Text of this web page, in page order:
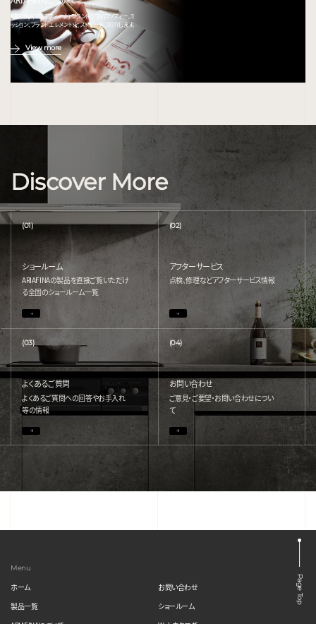
ARIAFINA(アリアフィーナ) ブランドのフィロソフィー、ミ
ッション、ブランドエレメント、ヒストリーをご紹介します。
View more
Discover More
(01)
ショールーム
ARIAFINAの製品を直接ご覧いただけ
る全国のショールーム一覧
(02)
アフターサービス
点検、修理などアフターサービス情報
(03)
よくあるご質問
よくあるご質問への回答やお手入れ
等の情報
(04)
お問い合わせ
ご意見・ご要望・お問い合わせについ
て
Page Top
Menu
ホーム
製品一覧
お問い合わせ
ショールーム